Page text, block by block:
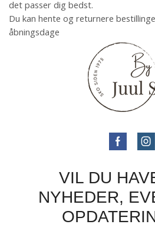
det passer dig bedst.
Du kan hente og returnere
åbningsdage
VIL DU
NYHEDER,